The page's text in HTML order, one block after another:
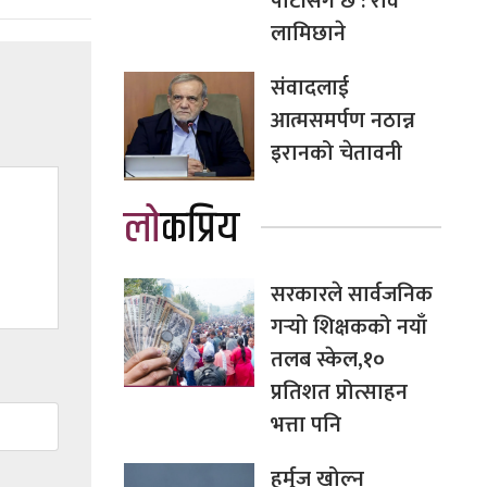
लामिछाने
संवादलाई
आत्मसमर्पण नठान्न
इरानको चेतावनी
लोकप्रिय
सरकारले सार्वजनिक
गर्‍यो शिक्षकको नयाँ
तलब स्केल,१०
प्रतिशत प्रोत्साहन
भत्ता पनि
हर्मुज खोल्न